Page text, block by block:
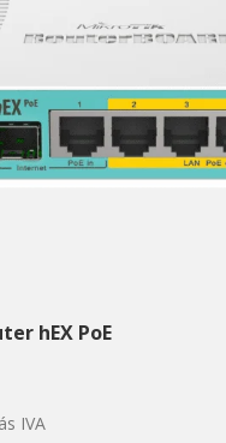
hEX PoE
IVA